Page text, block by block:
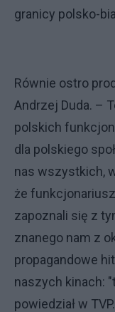
granicy polsko-
Równie ostro
Andrzej Duda. –
polskich
dla polskiego
nas wszystkich,
że
zapoznali się z
znanego nam z
propagandowe
naszych kinach:
powiedział w TVP.